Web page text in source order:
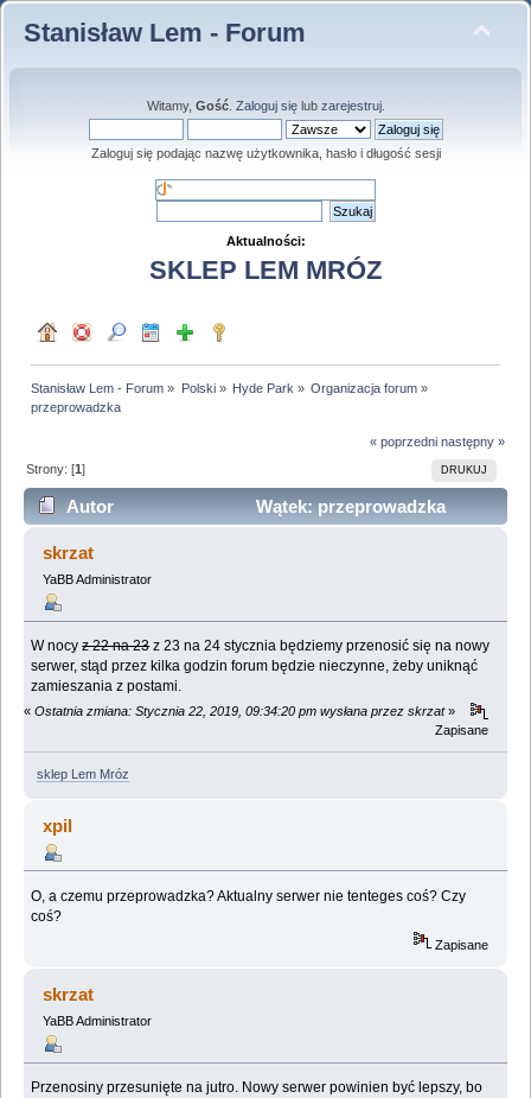
Stanisław Lem - Forum
Witamy, Gość. Zaloguj sięlub zarejestruj.
Zaloguj się podając nazwę użytkownika, hasło i długość sesji
Aktualności:
SKLEP LEM MRÓZ
Stanisław Lem - Forum » Polski» Hyde Park » Organizacja forum »
przeprowadzka
« poprzedni następny »
DRUKUJ
Strony: [1]
Autor
Wątek: przeprowadzka
(Przeczytany 68940 razy)
skrzat
YaBB Administrator
W nocyz 22 na 23z 23 na 24 stycznia będziemy przenosić się na nowy
serwer, stąd przez kilka godzin forum będzie nieczynne, żeby uniknąć
zamieszania z postami.
« Ostatnia zmiana: Stycznia 22, 2019, 09:34:20 pm wysłana przez skrzat»
Zapisane
sklep Lem Mróz
xpil
O, a czemu przeprowadzka? Aktualny serwer nie tenteges coś? Czy
coś?
Zapisane
skrzat
YaBB Administrator
Przenosiny przesunięte na jutro. Nowy serwer powinien być lepszy, bo